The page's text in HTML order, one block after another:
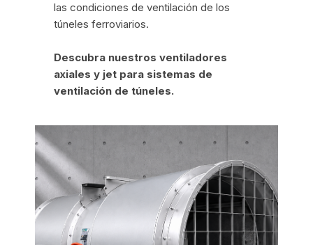
las condiciones de ventilación de los
túneles ferroviarios.
Descubra nuestros ventiladores
axiales y jet para sistemas de
ventilación de túneles.